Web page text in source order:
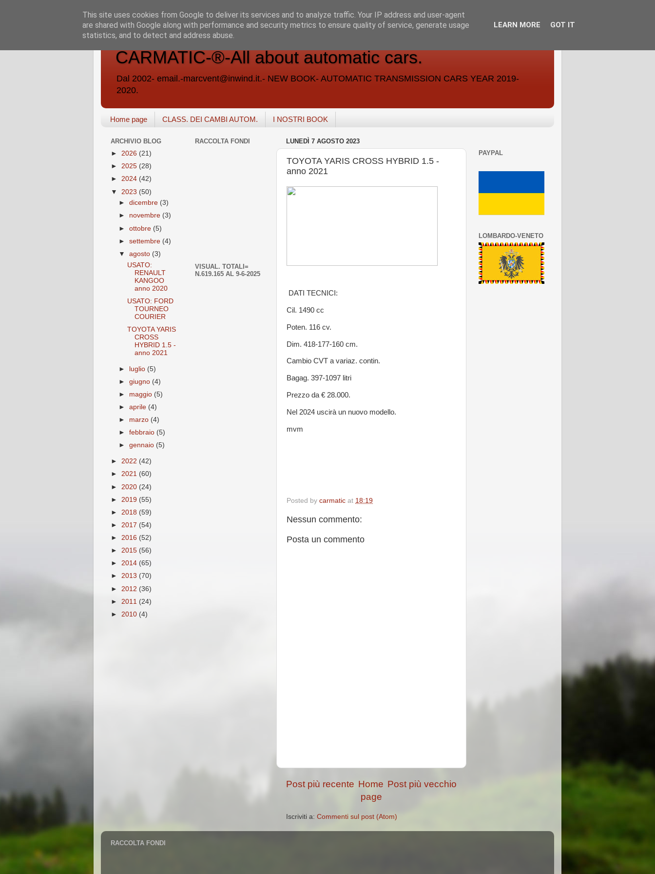
CARMATIC-®-All about automatic cars.
Dal 2002- email.-marcvent@inwind.it.- NEW BOOK- AUTOMATIC TRANSMISSION CARS YEAR 2019-
2020.
Home page CLASS. DEI CAMBI AUTOM. I NOSTRI BOOK
LUNEDÌ 7 AGOSTO 2023
TOYOTA YARIS CROSS HYBRID 1.5 -
anno 2021
DATI TECNICI:
Cil. 1490 cc
Poten. 116 cv.
Dim. 418-177-160 cm.
Cambio CVT a variaz. contin.
Bagag. 397-1097 litri
Prezzo da € 28.000.
Nel 2024 uscirà un nuovo modello.
mvm
Posted by carmatic at 18:19
Nessun commento:
Posta un commento
Post più recente Post più vecchio
Home
page
Iscriviti a: Commenti sul post (Atom)
ARCHIVIO BLOG
► 2026 (21)
► 2025 (28)
► 2024 (42)
▼ 2023 (50)
►dicembre (3)
► novembre (3)
►ottobre (5)
►settembre (4)
▼agosto (3)
USATO:
RENAULT
KANGOO
anno 2020
USATO: FORD
TOURNEO
COURIER
TOYOTA YARIS
CROSS
HYBRID 1.5 -
anno 2021
► luglio (5)
►giugno (4)
► maggio (5)
►aprile (4)
► marzo (4)
►febbraio (5)
►gennaio (5)
► 2022 (42)
► 2021 (60)
► 2020 (24)
► 2019 (55)
► 2018 (59)
► 2017 (54)
► 2016 (52)
► 2015 (56)
► 2014 (65)
► 2013 (70)
► 2012 (36)
► 2011 (24)
► 2010 (4)
RACCOLTA FONDI
VISUAL. TOTALI=
N.619.165 AL 9-6-2025
PAYPAL
LOMBARDO-VENETO
RACCOLTA FONDI
This site uses cookies from Google to deliver its services and to analyze traffic. Your IP address and user-agent
are shared with Google along with performance and security metrics to ensure quality of service, generate usage
statistics, and to detect and address abuse.
LEARN MORE GOT IT